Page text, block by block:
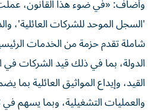
وأضاف: «في ضوء هذا القانون،
'السجل الموحد للشركات العائلية'،
شاملة تقدم حزمة من الخدمات
الدولة، بما في ذلك قيد الشركات
القيد، وإيداع المواثيق العائلية بما
والعمليات التشغيلية، وبما يسهم